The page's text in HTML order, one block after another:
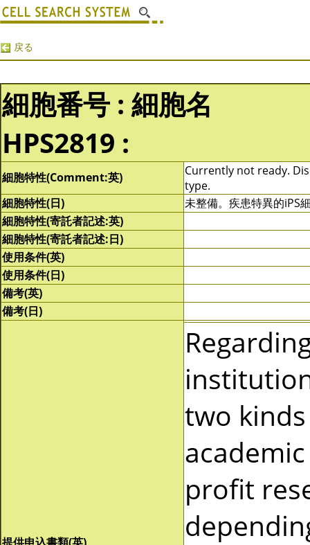
戻る
細胞番号 : 細胞名
HPS2819 :
細胞特性(Comment:英)
Currently not ready.
type.
細胞特性(日)
未整備。疾患特異的iPS
細胞特性(寄託者記述:英)
細胞特性(寄託者記述:日)
使用条件(英)
使用条件(日)
備考(英)
備考(日)
two
profit